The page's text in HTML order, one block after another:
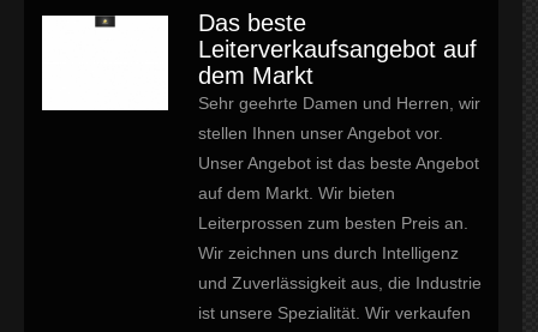
Das beste
Leiterverkaufsangebot auf
dem Markt
Sehr geehrte Damen und Herren, wir
stellen Ihnen unser Angebot vor.
Unser Angebot ist das beste Angebot
auf dem Markt. Wir bieten
Leiterprossen zum besten Preis an.
Wir zeichnen uns durch Intelligenz
und Zuverlässigkeit aus, die Industrie
ist unsere Spezialität. Wir verkaufen